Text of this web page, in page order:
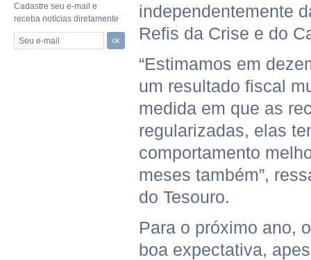
Cadastre seu e-mail e
receba notícias diretamente
Seu e-mail
independentemente
Refis da Crise e do
“Estimamos em
um resultado fiscal
medida em que as
regularizadas, elas
comportamento
meses também”,
do Tesouro.
Para o próximo ano,
boa expectativa,